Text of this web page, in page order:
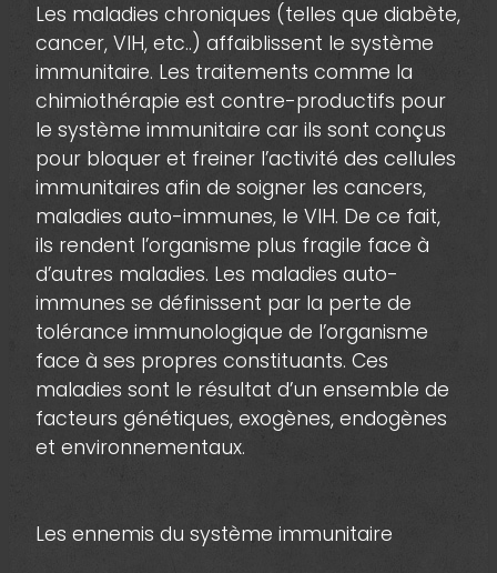
Les maladies chroniques (telles que diabète,
cancer, VIH, etc..) affaiblissent le système
immunitaire. Les traitements comme la
chimiothérapie est contre-productifs pour
le système immunitaire car ils sont conçus
pour bloquer et freiner l’activité des cellules
immunitaires afin de soigner les cancers,
maladies auto-immunes, le VIH. De ce fait,
ils rendent l’organisme plus fragile face à
d’autres maladies. Les maladies auto-
immunes se définissent par la perte de
tolérance immunologique de l’organisme
face à ses propres constituants. Ces
maladies sont le résultat d’un ensemble de
facteurs génétiques, exogènes, endogènes
et environnementaux.
Les ennemis du système immunitaire